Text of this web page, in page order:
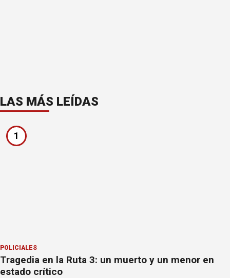
LAS MÁS LEÍDAS
1
POLICIALES
Tragedia en la Ruta 3: un muerto y un menor en
estado crítico